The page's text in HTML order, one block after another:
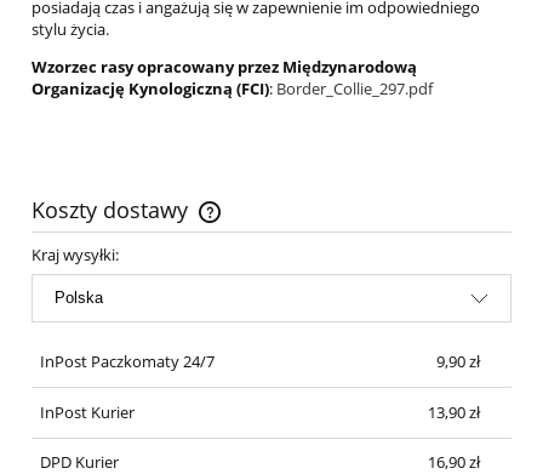
posiadają czas i angażują się w zapewnienie im odpowiedniego
stylu życia.
Wzorzec rasy opracowany przez Międzynarodową
Organizację Kynologiczną (FCI): Border_Collie_297.pdf
Koszty dostawy
Cena nie zawiera ewentualnych kosztów płatności
Kraj wysyłki:
InPost Paczkomaty 24/7 9,90 zł
InPost Kurier 13,90 zł
DPD Kurier 16,90 zł